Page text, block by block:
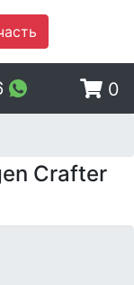
0
Crafter